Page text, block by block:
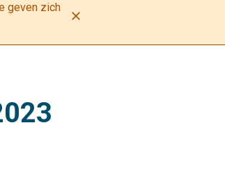
geven zich
close